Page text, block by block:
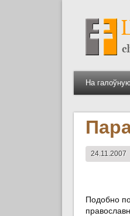
На
24.11.2007
Подобно